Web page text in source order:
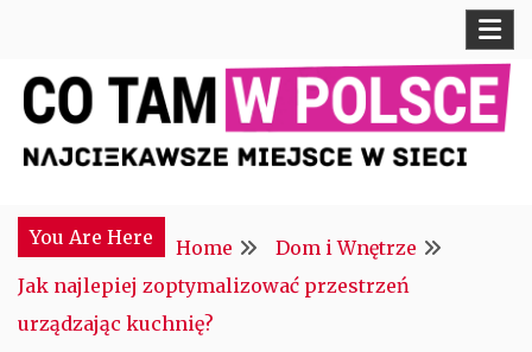
content
CTM POLONIA
You Are Here
Home
Dom i Wnętrze
Jak najlepiej zoptymalizować przestrzeń
urządzając kuchnię?